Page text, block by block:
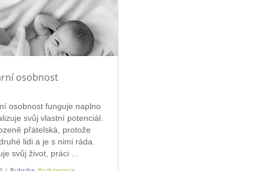
osobnost
osobnost funguje naplno
svůj vlastní potenciál.
přátelská, protože
lidi a je s nimi ráda.
svůj život, práci ...